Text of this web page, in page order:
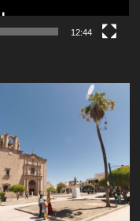
12:44